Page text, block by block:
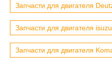
Запчасти для двигателя
Запчасти для двигателя isuzu
Запчасти для двигателя